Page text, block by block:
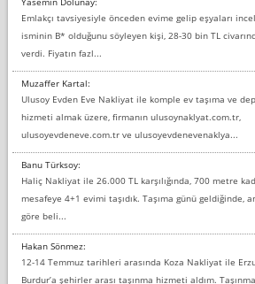
Emlakçı tavsiyesiyle önceden evime gelip eşyaları
isminin B* olduğunu söyleyen kişi, 28-30 bin TL
verdi. Fiyatın fazl...
Muzaffer Kartal:
Ulusoy Evden Eve Nakliyat ile komple ev taşıma ve
hizmeti almak üzere, firmanın ulusoynaklyat.com.tr,
ulusoyevdeneve.com.tr ve ulusoyevdenevenaklya...
Banu Türksoy:
Haliç Nakliyat ile 26.000 TL karşılığında, 700 metre
mesafeye 4+1 evimi taşıdık. Taşıma günü geldiğinde,
göre beli...
Hakan Sönmez:
12-14 Temmuz tarihleri arasında Koza Nakliyat ile
Burdur’a şehirler arası taşınma hizmeti aldım.